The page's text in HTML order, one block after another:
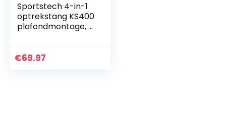
Sportstech 4-in-1
optrekstang KS400
plafondmontage, 6
extreem stabiel,
€69.97